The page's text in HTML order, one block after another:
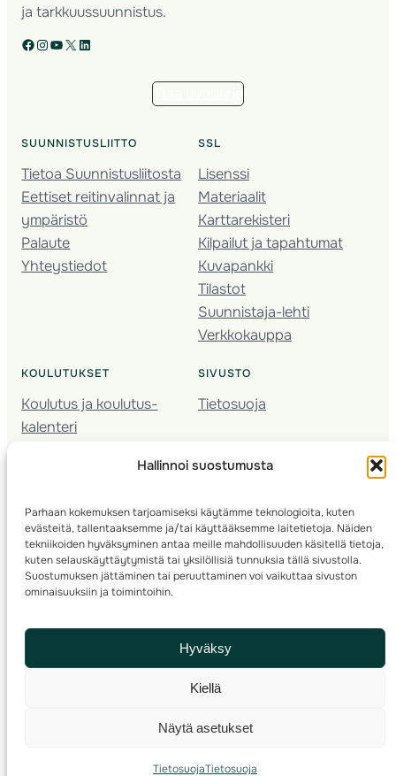
Hallinnoi suostumusta
Parhaan kokemuksen tarjoamiseksi käytämme teknologioita, kuten
evästeitä, tallentaaksemme ja/tai käyttääksemme laitetietoja. Näiden
tekniikoiden hyväksyminen antaa meille mahdollisuuden käsitellä tietoja,
kuten selauskäyttäytymistä tai yksilöllisiä tunnuksia tällä sivustolla.
Suostumuksen jättäminen tai peruuttaminen voi vaikuttaa sivuston
ominaisuuksiin ja toimintoihin.
Hyväksy
Kiellä
Näytä asetukset
TietosuojaTietosuoja
ja tarkkuussuunnistus.
Facebook Instagram YouTube X LinkedIn
SUUNNISTUSLIITTO
Tietoa Suunnistusliitosta
Eettiset reitinvalinnat ja
ympäristö
Palaute
Yhteystiedot
SSL
Lisenssi
Materiaalit
Karttarekisteri
Kilpailut ja tapahtumat
Kuvapankki
Tilastot
Suunnistaja-lehti
Verkkokauppa
KOULUTUKSET
Koulutus ja koulutus­
kalenteri
Seura­kehittäminen
Kartoitus
Ratamestari
SIVUSTO
Tietosuoja
© 2025 ·Suomen Suunnistusliitto· Valimotie 10, 00380 Helsinki, Finland
info(a)suunnistusliitto.fi,Rastilipun asiat: rastilippu(a)suunnistusliitto.fi
Kilpailut ja kuntorastit – Rastilippu:::Rastilipun ohjeet